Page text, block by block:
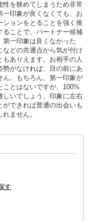
性を狭めてしまうため非常
印象が良くなくても、お
ションをとることを強く推
ることで、パートナー候補
第一印象は良くなかった
どの共通点から気が付け
ありえます。お相手の人
がなければ、目の前にあ
ん。もちろん、第一印象が
ことはないですが、100%
しいでしょう。印象に左右
できれば普通の出会いも
ません。
す